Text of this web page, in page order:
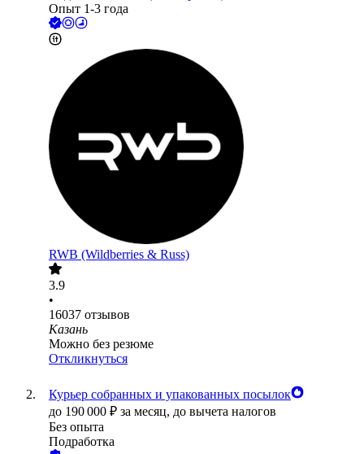
Опыт 1-3 года
RWB (Wildberries & Russ)
3.9
•
16037 отзывов
Казань
Можно без резюме
Откликнуться
Курьер собранных и упакованных посылок
до 190 000 ₽ за месяц, до вычета налогов
Без опыта
Подработка